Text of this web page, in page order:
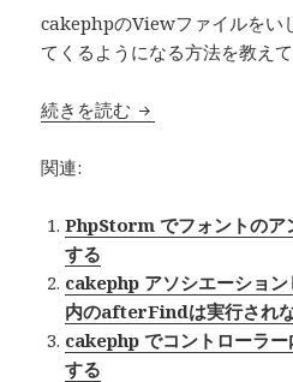
cakephpのViewファイルをい
てくるようになる方法を教え
続きを読む PhpStorm
関連:
PhpStorm でフォントのア
する
cakephp アソシエーショ
内のafterFindは実行され
cakephp でコントローラ
する